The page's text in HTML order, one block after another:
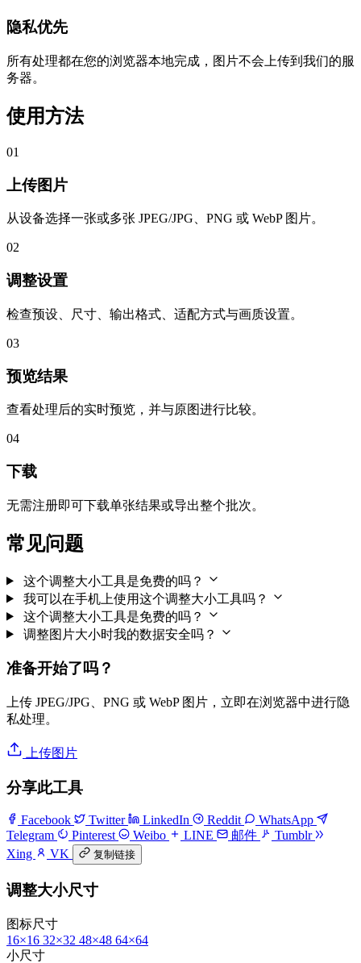
隐私优先
所有处理都在您的浏览器本地完成，图片不会上传到我们的服
务器。
使用方法
01
上传图片
从设备选择一张或多张 JPEG/JPG、PNG 或 WebP 图片。
02
调整设置
检查预设、尺寸、输出格式、适配方式与画质设置。
03
预览结果
查看处理后的实时预览，并与原图进行比较。
04
下载
无需注册即可下载单张结果或导出整个批次。
常见问题
这个调整大小工具是免费的吗？
我可以在手机上使用这个调整大小工具吗？
这个调整大小工具是免费的吗？
调整图片大小时我的数据安全吗？
准备开始了吗？
上传 JPEG/JPG、PNG 或 WebP 图片，立即在浏览器中进行隐
私处理。
上传图片
分享此工具
Facebook Twitter LinkedIn Reddit
WhatsApp
Telegram
Pinterest Weibo LINE 邮件
Tumblr
Xing
VK 复制链接
调整大小尺寸
图标尺寸
16×16 32×32 48×48 64×64
小尺寸